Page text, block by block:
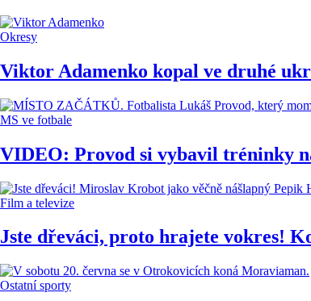
Okresy
Viktor Adamenko kopal ve druhé
MS ve fotbale
VIDEO: Provod si vybavil tréninky
Film a televize
Jste dřeváci, proto hrajete vokres!
Ostatní sporty